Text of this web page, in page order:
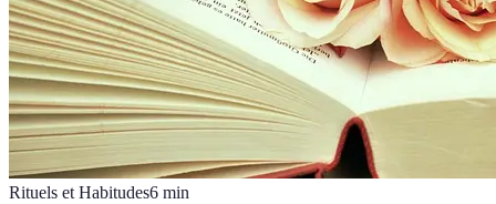
Rituels et Habitudes6 min